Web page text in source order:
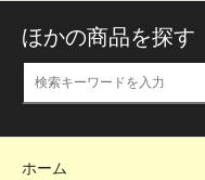
ほかの商品を探す
ホーム